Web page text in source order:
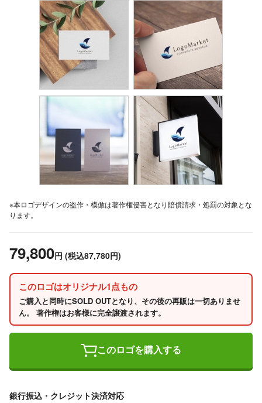
※本ロゴデザインの盗作・模倣は著作権侵害となり賠償請求・処罰の対象とな
ります。
79,800円 (税込87,780円)
このロゴはオリジナル1点もの
ご購入と同時にSOLD OUTとなり、その後の再販は一切ありませ
ん。 著作権はお客様に完全譲渡されます。
このロゴを購入する
銀行振込・クレジット決済対応